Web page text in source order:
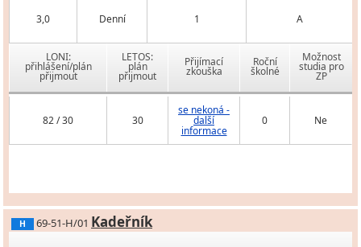
3,0 Denní 1 A
LONI:
přihlášení/plán
přijmout
LETOS:
plán
přijmout
Přijímací
zkouška
Roční
školné
Možnost
studia pro
ZP
82 / 30 30
se nekoná -
další
informace
0 Ne
H 69-51-H/01 Kadeřník